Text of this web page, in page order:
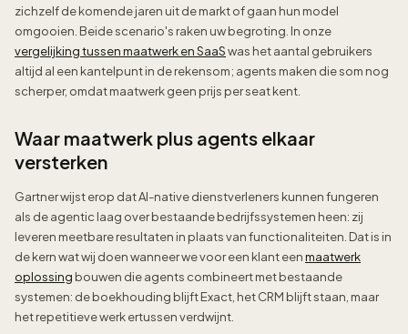
zichzelf de komende jaren uit de markt of gaan hun model
omgooien. Beide scenario's raken uw begroting. In onze
vergelijking tussen maatwerk en SaaSwas het aantal gebruikers
altijd al een kantelpunt in de rekensom; agents maken die som nog
scherper, omdat maatwerk geen prijs per seat kent.
Waar maatwerk plus agents elkaar
versterken
Gartner wijst erop dat AI-native dienstverleners kunnen fungeren
als de agentic laag over bestaande bedrijfssystemen heen: zij
leveren meetbare resultaten in plaats van functionaliteiten. Dat is in
de kern wat wij doen wanneer we voor een klant eenmaatwerk
oplossing bouwen die agents combineert met bestaande
systemen: de boekhouding blijft Exact, het CRM blijft staan, maar
het repetitieve werk ertussen verdwijnt.